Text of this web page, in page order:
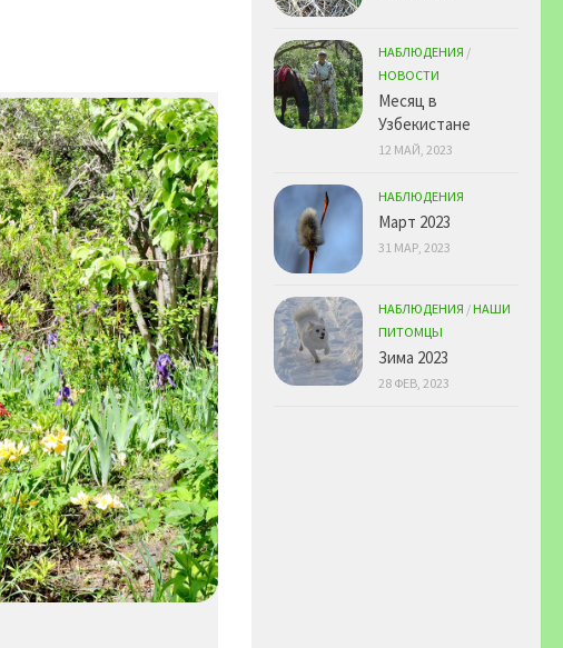
НАБЛЮДЕНИЯ /
НОВОСТИ
Месяц в
Узбекистане
12 МАЙ, 2023
НАБЛЮДЕНИЯ
Март 2023
31 МАР, 2023
НАБЛЮДЕНИЯ /НАШИ
ПИТОМЦЫ
Зима 2023
28 ФЕВ, 2023